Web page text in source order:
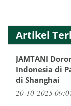
Artikel
JAMTANI
Indonesia di
di Shanghai
20-10-2025